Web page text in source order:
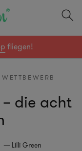
fliegen!
WETTBEWERB
die acht
Lilli Green